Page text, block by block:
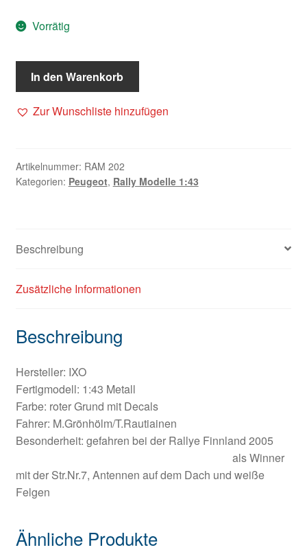
Vorrätig
In den Warenkorb
Zur Wunschliste hinzufügen
Artikelnummer: RAM 202
Kategorien: Peugeot, Rally Modelle 1:43
Beschreibung
Zusätzliche Informationen
Beschreibung
Hersteller: IXO
Fertigmodell: 1:43 Metall
Farbe: roter Grund mit Decals
Fahrer: M.Grönhölm/T.Rautiainen
Besonderheit: gefahren bei der Rallye Finnland 2005
als Winner
mit der Str.Nr.7, Antennen auf dem Dach und weiße
Felgen
Ähnliche Produkte